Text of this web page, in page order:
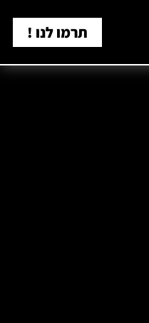
תרמו לנו !